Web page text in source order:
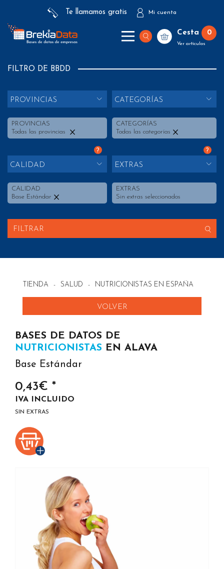
Te llamamos gratis Mi cuenta
Cesta 0
Ver artículos
FILTRO DE BBDD
PROVINCIAS
PROVINCIAS
Todas las provincias
CATEGORÍAS
CATEGORÍAS
Todas las categorías
?
CALIDAD
CALIDAD
Base Estándar
?
EXTRAS
EXTRAS
Sin extras seleccionados
FILTRAR
TIENDA - SALUD - NUTRICIONISTAS EN ESPAÑA
VOLVER
BASES DE DATOS DE
NUTRICIONISTAS EN ALAVA
Base Estándar
0,43€ *
IVA INCLUIDO
SIN EXTRAS